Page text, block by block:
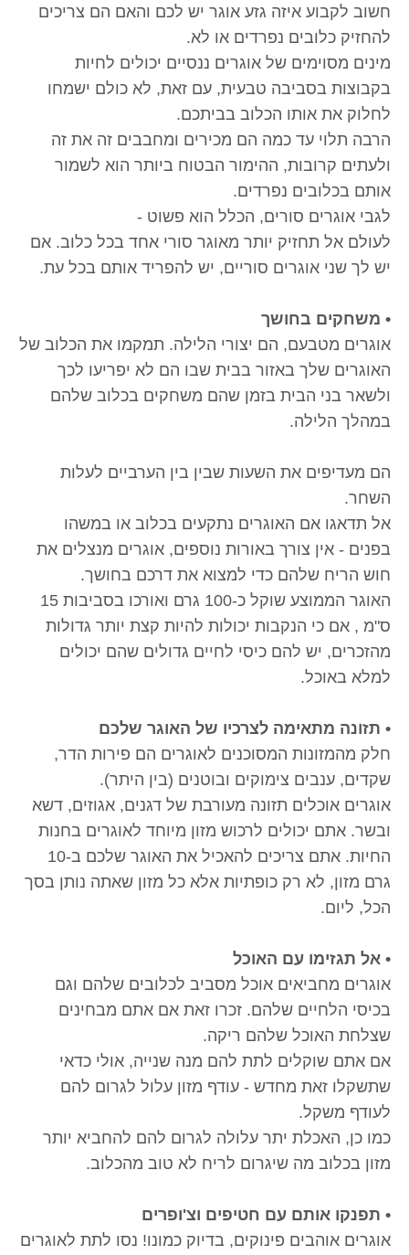
חשוב לקבוע איזה גזע אוגר יש לכם והאם הם צריכים
להחזיק כלובים נפרדים או לא.
מינים מסוימים של אוגרים ננסיים יכולים לחיות
בקבוצות בסביבה טבעית, עם זאת, לא כולם ישמחו
לחלוק את אותו הכלוב בביתכם.
הרבה תלוי עד כמה הם מכירים ומחבבים זה את זה
ולעתים קרובות, ההימור הבטוח ביותר הוא לשמור
אותם בכלובים נפרדים.
לגבי אוגרים סורים, הכלל הוא פשוט -
לעולם אל תחזיק יותר מאוגר סורי אחד בכל כלוב. אם
יש לך שני אוגרים סוריים, יש להפריד אותם בכל עת.
• משחקים בחושך
אוגרים מטבעם, הם יצורי הלילה. תמקמו את הכלוב של
האוגרים שלך באזור בבית שבו הם לא יפריעו לכך
ולשאר בני הבית בזמן שהם משחקים בכלוב שלהם
במהלך הלילה.
הם מעדיפים את השעות שבין בין הערביים לעלות
השחר.
אל תדאגו אם האוגרים נתקעים בכלוב או במשהו
בפנים - אין צורך באורות נוספים, אוגרים מנצלים את
חוש הריח שלהם כדי למצוא את דרכם בחושך.
האוגר הממוצע שוקל כ-100 גרם ואורכו בסביבות 15
ס"מ , אם כי הנקבות יכולות להיות קצת יותר גדולות
מהזכרים, יש להם כיסי לחיים גדולים שהם יכולים
למלא באוכל.
• תזונה מתאימה לצרכיו של האוגר שלכם
חלק מהמזונות המסוכנים לאוגרים הם פירות הדר,
שקדים, ענבים צימוקים ובוטנים (בין היתר).
אוגרים אוכלים תזונה מעורבת של דגנים, אגוזים, דשא
ובשר. אתם יכולים לרכוש מזון מיוחד לאוגרים בחנות
החיות. אתם צריכים להאכיל את האוגר שלכם ב-10
גרם מזון, לא רק כופתיות אלא כל מזון שאתה נותן בסך
הכל, ליום.
• אל תגזימו עם האוכל
אוגרים מחביאים אוכל מסביב לכלובים שלהם וגם
בכיסי הלחיים שלהם. זכרו זאת אם אתם מבחינים
שצלחת האוכל שלהם ריקה.
אם אתם שוקלים לתת להם מנה שנייה, אולי כדאי
שתשקלו זאת מחדש - עודף מזון עלול לגרום להם
לעודף משקל.
כמו כן, האכלת יתר עלולה לגרום להם להחביא יותר
מזון בכלוב מה שיגרום לריח לא טוב מהכלוב.
• תפנקו אותם עם חטיפים וצ'ופרים
אוגרים אוהבים פינוקים, בדיוק כמונו! נסו לתת לאוגרים